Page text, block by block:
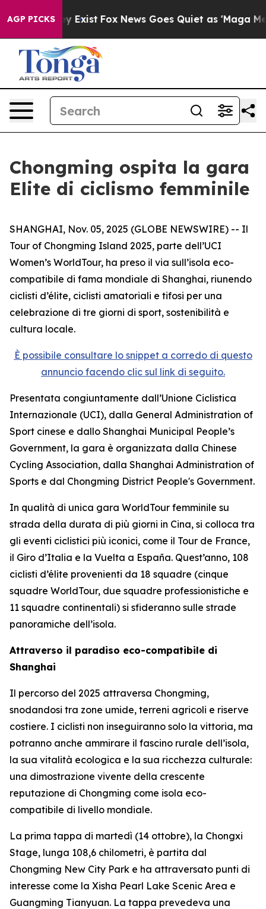
AGP PICKS
They Exist Fox News Goes Quiet as 'Maga
Chongming ospita la gara
Elite di ciclismo femminile
SHANGHAI, Nov. 05, 2025 (GLOBE NEWSWIRE) -- Il
Tour of Chongming Island 2025, parte dell’UCI
Women’s WorldTour, ha preso il via sull’isola eco-
compatibile di fama mondiale di Shanghai, riunendo
ciclisti d’élite, ciclisti amatoriali e tifosi per una
celebrazione di tre giorni di sport, sostenibilità e
cultura locale.
È possibile consultare lo snippet a corredo di questo
annuncio facendo clic sul link di seguito.
Presentata congiuntamente dall’Unione Ciclistica
Internazionale (UCI), dalla General Administration of
Sport cinese e dallo Shanghai Municipal People’s
Government, la gara è organizzata dalla Chinese
Cycling Association, dalla Shanghai Administration of
Sports e dal Chongming District People's Government.
In qualità di unica gara WorldTour femminile su
strada della durata di più giorni in Cina, si colloca tra
gli eventi ciclistici più iconici, come il Tour de France,
il Giro d’Italia e la Vuelta a España. Quest’anno, 108
ciclisti d’élite provenienti da 18 squadre (cinque
squadre WorldTour, due squadre professionistiche e
11 squadre continentali) si sfideranno sulle strade
panoramiche dell’isola.
Attraverso il paradiso eco-compatibile di
Shanghai
Il percorso del 2025 attraversa Chongming,
snodandosi tra zone umide, terreni agricoli e riserve
costiere. I ciclisti non inseguiranno solo la vittoria, ma
potranno anche ammirare il fascino rurale dell’isola,
la sua vitalità ecologica e la sua ricchezza culturale:
una dimostrazione vivente della crescente
reputazione di Chongming come isola eco-
compatibile di livello mondiale.
La prima tappa di martedì (14 ottobre), la Chongxi
Stage, lunga 108,6 chilometri, è partita dal
Chongming New City Park e ha attraversato punti di
interesse come la Xisha Pearl Lake Scenic Area e
Guangming Tianyuan. La tappa prevedeva una